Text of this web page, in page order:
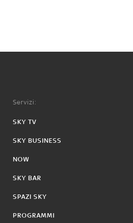
Servizi:
SKY TV
SKY BUSINESS
NOW
SKY BAR
SPAZI SKY
PROGRAMMI